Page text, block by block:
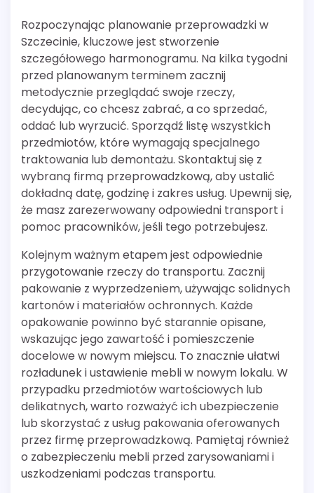
Rozpoczynając planowanie przeprowadzki w
Szczecinie, kluczowe jest stworzenie
szczegółowego harmonogramu. Na kilka tygodni
przed planowanym terminem zacznij
metodycznie przeglądać swoje rzeczy,
decydując, co chcesz zabrać, a co sprzedać,
oddać lub wyrzucić. Sporządź listę wszystkich
przedmiotów, które wymagają specjalnego
traktowania lub demontażu. Skontaktuj się z
wybraną firmą przeprowadzkową, aby ustalić
dokładną datę, godzinę i zakres usług. Upewnij się,
że masz zarezerwowany odpowiedni transport i
pomoc pracowników, jeśli tego potrzebujesz.
Kolejnym ważnym etapem jest odpowiednie
przygotowanie rzeczy do transportu. Zacznij
pakowanie z wyprzedzeniem, używając solidnych
kartonów i materiałów ochronnych. Każde
opakowanie powinno być starannie opisane,
wskazując jego zawartość i pomieszczenie
docelowe w nowym miejscu. To znacznie ułatwi
rozładunek i ustawienie mebli w nowym lokalu. W
przypadku przedmiotów wartościowych lub
delikatnych, warto rozważyć ich ubezpieczenie
lub skorzystać z usług pakowania oferowanych
przez firmę przeprowadzkową. Pamiętaj również
o zabezpieczeniu mebli przed zarysowaniami i
uszkodzeniami podczas transportu.